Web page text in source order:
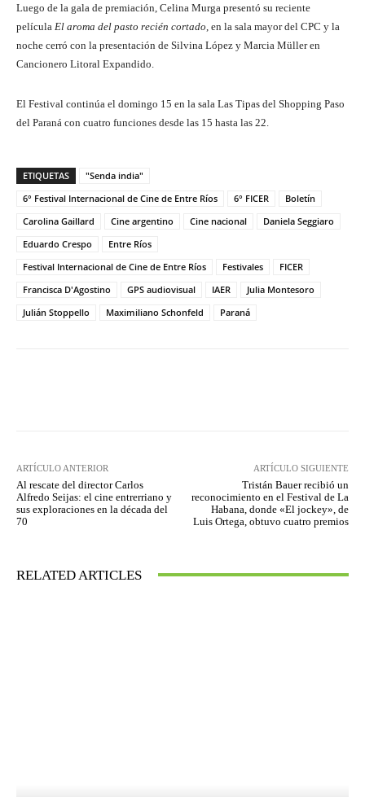
Luego de la gala de premiación, Celina Murga presentó su reciente
película El aroma del pasto recién cortado , en la sala mayor del CPC y la
noche cerró con la presentación de Silvina López y Marcia Müller en
Cancionero Litoral Expandido.
El Festival continúa el domingo 15 en la sala Las Tipas del Shopping Paso
del Paraná con cuatro funciones desde las 15 hasta las 22.
ETIQUETAS
"Senda india"
6° Festival Internacional de Cine de Entre Ríos
6° FICER
Boletín
Carolina Gaillard
Cine argentino Cine nacional
Daniela Seggiaro
Eduardo Crespo
Entre Ríos
Festival Internacional de Cine de Entre Ríos
Festivales
FICER
Francisca D'Agostino
GPS audiovisual IAER
Julia Montesoro
Julián Stoppello
Maximiliano Schonfeld Paraná
ARTÍCULO ANTERIOR
Al rescate del director Carlos
Alfredo Seijas: el cine entrerriano y
sus exploraciones en la década del
70
ARTÍCULO SIGUIENTE
Tristán Bauer recibió un
reconocimiento en el Festival de La
Habana, donde «El jockey», de
Luis Ortega, obtuvo cuatro premios
RELATED ARTICLES